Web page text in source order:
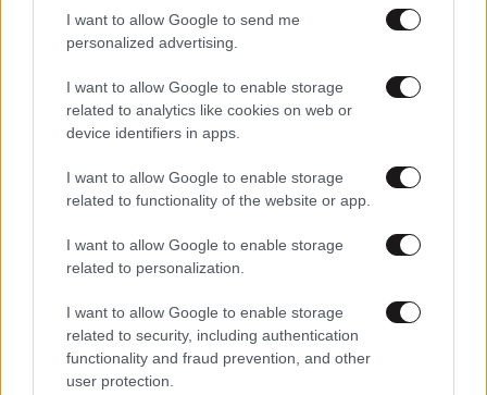
I want to allow Google to send me
personalized advertising.
I want to allow Google to enable storage
related to analytics like cookies on web or
device identifiers in apps.
I want to allow Google to enable storage
related to functionality of the website or app.
I want to allow Google to enable storage
related to personalization.
I want to allow Google to enable storage
related to security, including authentication
functionality and fraud prevention, and other
user protection.
ΠΡΟΣΘΕΣΤΕ ΤΟ ΣΧΟΛΙΟ ΣΑΣ
Διαβάστε και ακολουθήστε τους κανόνες σχολιασμού